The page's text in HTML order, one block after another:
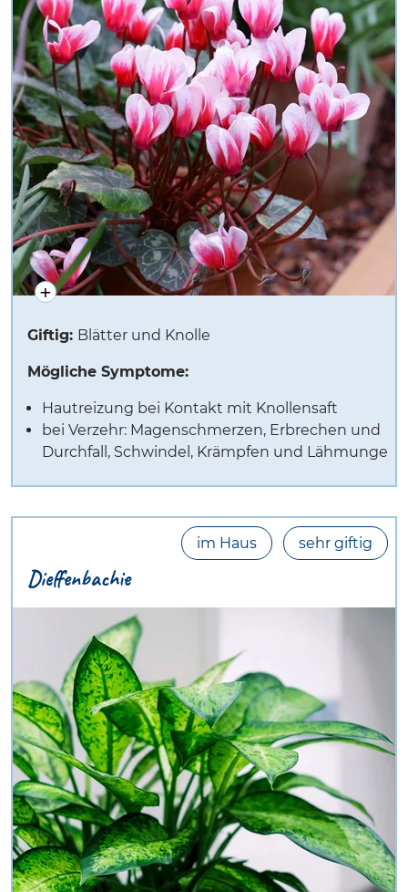
Giftig: Blätter und Knolle
Mögliche Symptome:
Hautreizung bei Kontakt mit Knollensaft
bei Verzehr: Magenschmerzen, Erbrechen und
Durchfall, Schwindel, Krämpfen und Lähmunge
im Haus sehr giftig
Dieffenbachie